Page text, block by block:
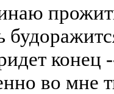
конец
во мне